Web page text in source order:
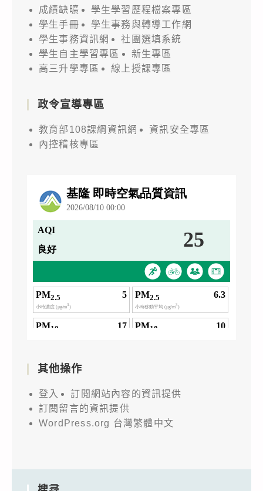
成績缺曠
學生學習歷程檔案專區
學生手冊
學生事務與轉導工作網
學生事務資訊網
社團選填系統
學生自主學習專區
新生專區
高三升學專區
線上授課專區
政令宣導專區
教育部108課綱資訊網
資訊安全專區
內控稽核專區
其他操作
登入
訂閱網站內容的資訊提供
訂閱留言的資訊提供
WordPress.org 台灣繁體中文